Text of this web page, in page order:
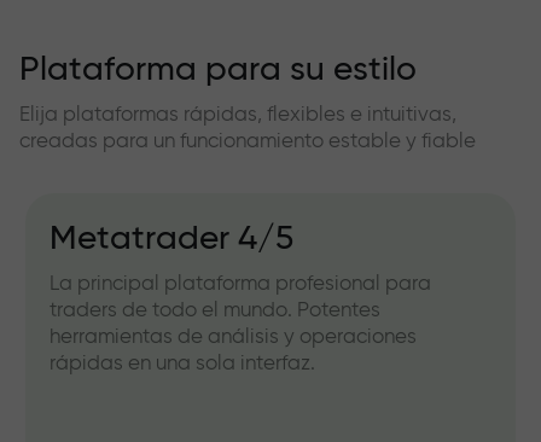
Plataforma para su estilo
Elija plataformas rápidas, flexibles e intuitivas,
creadas para un funcionamiento estable y fiable
Metatrader 4/5
La principal plataforma profesional para
traders de todo el mundo. Potentes
herramientas de análisis y operaciones
rápidas en una sola interfaz.